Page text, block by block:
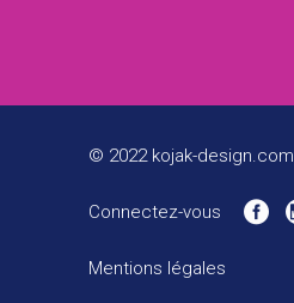
© 2022 kojak-design.com
Connectez-vous
Mentions légales